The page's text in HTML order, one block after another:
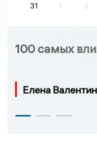
31
1 2
100 самых
Елена